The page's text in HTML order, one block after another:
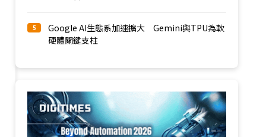
5
Google AI生態系加速擴大 Gemini與TPU為軟
硬體關鍵支柱